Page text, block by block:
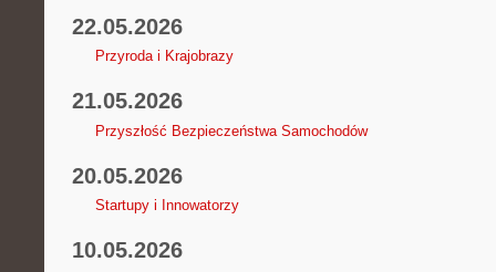
22.05.2026
Przyroda i Krajobrazy
21.05.2026
Przyszłość Bezpieczeństwa Samochodów
20.05.2026
Startupy i Innowatorzy
10.05.2026